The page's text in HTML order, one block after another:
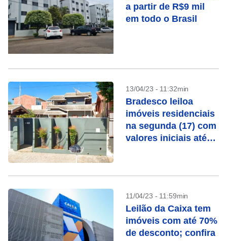
a partir de R$9 mil
em todo o Brasil
13/04/23 - 11:32min
Bradesco leiloa
imóveis residenciais
na segunda (17) com
valores iniciais até
11/04/23 - 11:59min
Leilão da Caixa tem
imóveis com até 70%
de desconto; confira